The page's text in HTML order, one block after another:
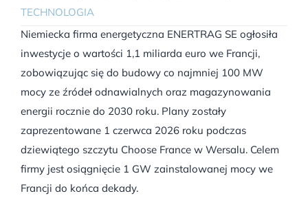
TECHNOLOGIA
Niemiecka firma energetyczna ENERTRAG SE ogłosiła
inwestycje o wartości 1,1 miliarda euro we Francji,
zobowiązując się do budowy co najmniej 100 MW
mocy ze źródeł odnawialnych oraz magazynowania
energii rocznie do 2030 roku. Plany zostały
zaprezentowane 1 czerwca 2026 roku podczas
dziewiątego szczytu Choose France w Wersalu. Celem
firmy jest osiągnięcie 1 GW zainstalowanej mocy we
Francji do końca dekady.